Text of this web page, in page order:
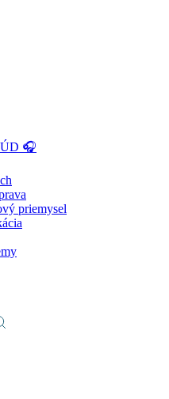
🎧
priemysel